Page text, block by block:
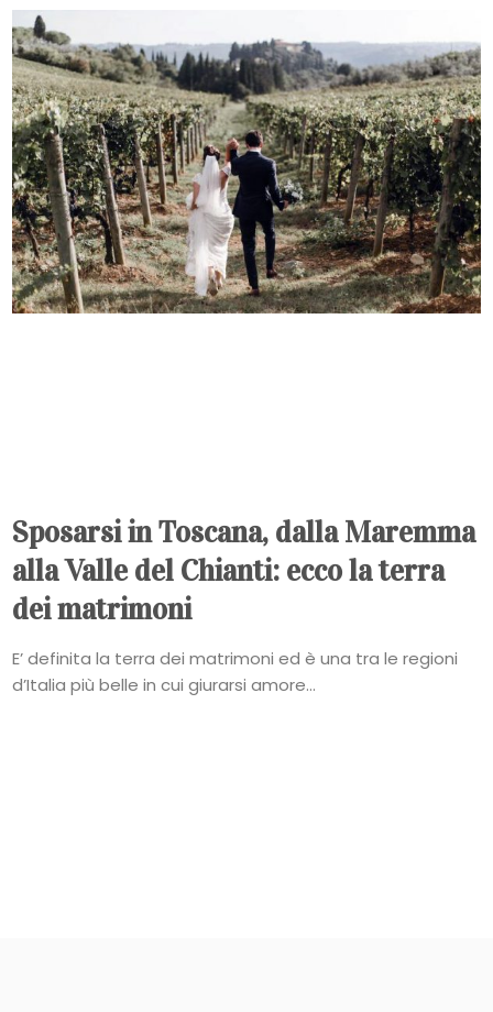
Sposarsi in Toscana, dalla Maremma
alla Valle del Chianti: ecco la terra
dei matrimoni
E’ definita la terra dei matrimoni ed è una tra le regioni
d’Italia più belle in cui giurarsi amore...